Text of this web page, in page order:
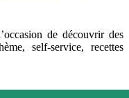
de découvrir des
self-service, recettes